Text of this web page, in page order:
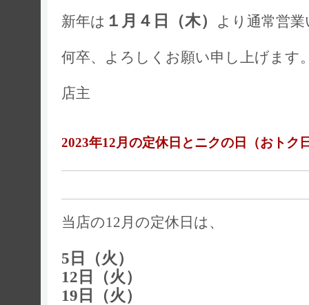
新年は １月４日（木） より通常営
何卒、よろしくお願い申し上げます
店主
2023年12月の定休日とニクの日（おトク
当店の12月の定休日は、
5日（火）
12日（火）
19日（火）